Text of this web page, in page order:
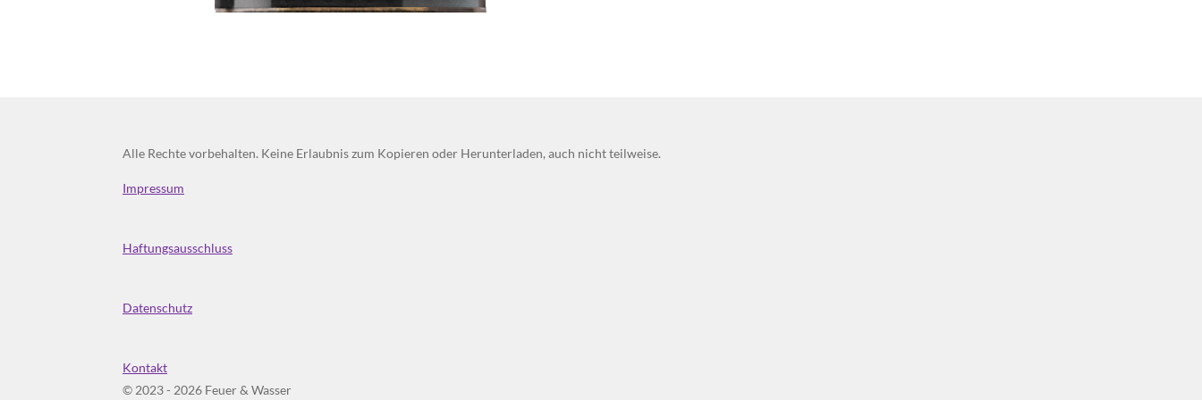
Alle Rechte vorbehalten. Keine Erlaubnis zum Kopieren oder Herunterladen, auch nicht teilweise.
Impressum
Haftungsausschluss
Datenschutz
Kontakt
© 2023 - 2026 Feuer & Wasser